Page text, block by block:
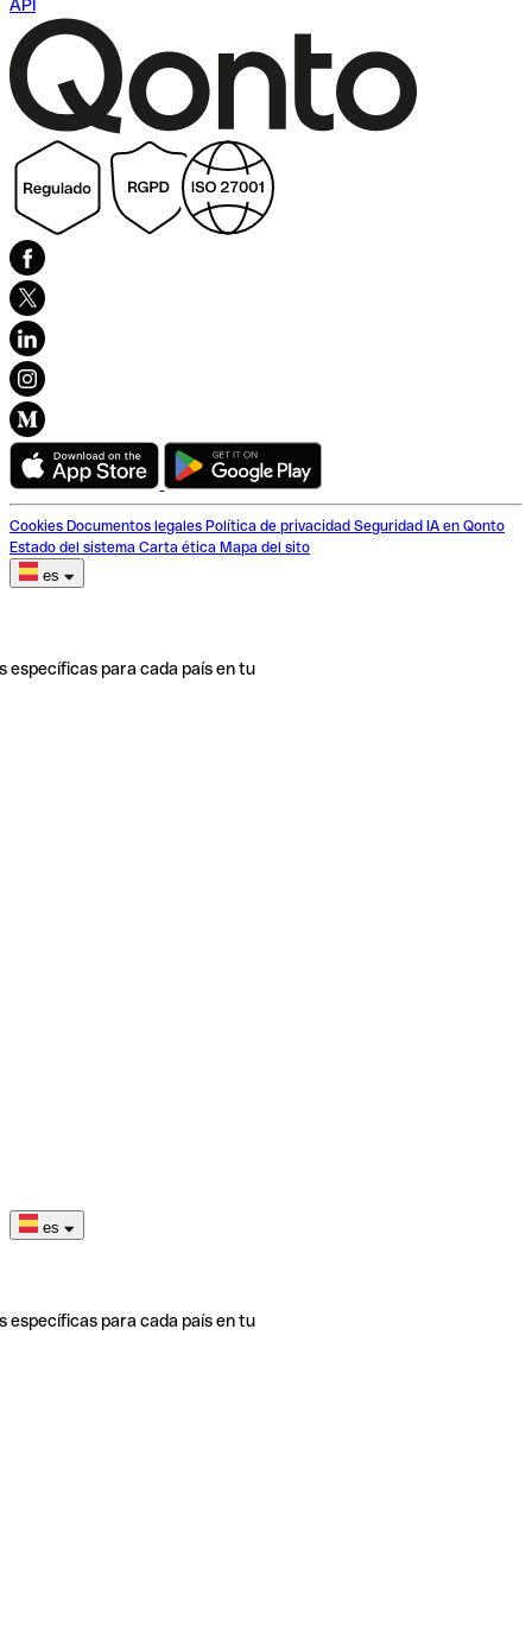
API
Cookies Documentos legales Política de privacidad Seguridad IA en Qonto
Estado del sistema Carta ética Mapa del sito
es
específicas para cada país en tu
es
específicas para cada país en tu